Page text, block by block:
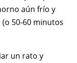
aún frío y
50-60 minutos
un rato y